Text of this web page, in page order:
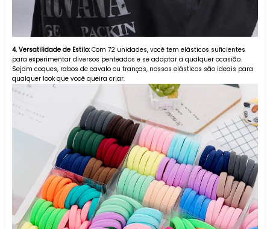
4. Versatilidade de Estilo: Com 72 unidades, você tem elásticos suficientes
para experimentar diversos penteados e se adaptar a qualquer ocasião.
Sejam coques, rabos de cavalo ou tranças, nossos elásticos são ideais para
qualquer look que você queira criar.